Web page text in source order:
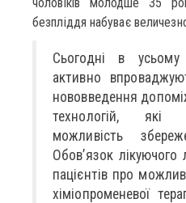
безпліддя набуває
Сьогодні в
активно
нововведення
технологій, які
можливість
Обов’язок лікуючого
пацієнтів про
хіміопроменевої